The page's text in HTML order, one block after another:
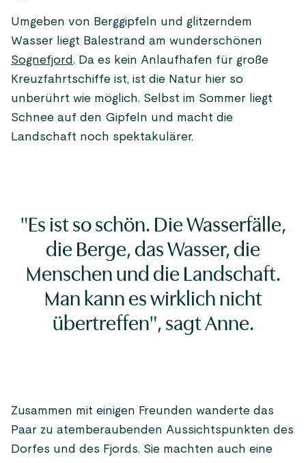
Umgeben von Berggipfeln und glitzerndem
Wasser liegt Balestrand am wunderschönen
Sognefjord. Da es kein Anlaufhafen für große
Kreuzfahrtschiffe ist, ist die Natur hier so
unberührt wie möglich. Selbst im Sommer liegt
Schnee auf den Gipfeln und macht die
Landschaft noch spektakulärer.
"Es ist so schön. Die Wasserfälle,
die Berge, das Wasser, die
Menschen und die Landschaft.
Man kann es wirklich nicht
übertreffen", sagt Anne.
Zusammen mit einigen Freunden wanderte das
Paar zu atemberaubenden Aussichtspunkten des
Dorfes und des Fjords. Sie machten auch eine